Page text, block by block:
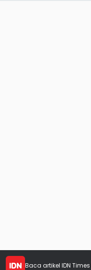
Baca artikel IDN Times